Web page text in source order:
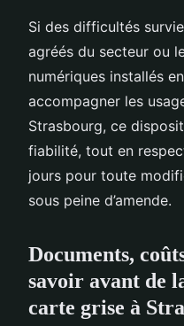
Si des difficultés
agréés du secteur ou
numériques installés
accompagner les
Strasbourg, ce
fiabilité, tout en
jours pour toute
sous peine d’amende.
Documents,
savoir avant de
carte grise à